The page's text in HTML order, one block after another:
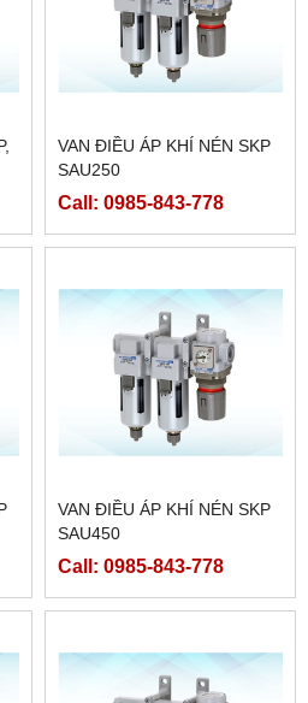
VAN ĐIỀU ÁP KHÍ NÉN SKP
SAU250
Call: 0985-843-778
VAN ĐIỀU ÁP KHÍ NÉN SKP
SAU450
Call: 0985-843-778